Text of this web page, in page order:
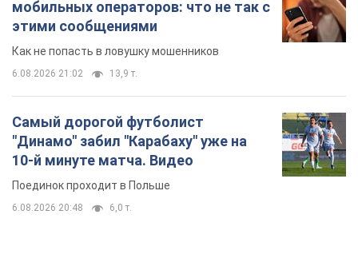
мобильных операторов: что не так с
этими сообщениями
Как не попасть в ловушку мошенников
6.08.2026 21:02 13,9 т.
Самый дорогой футболист
"Динамо" забил "Карабаху" уже на
10-й минуте матча. Видео
Поединок проходит в Польше
6.08.2026 20:48 6,0 т.